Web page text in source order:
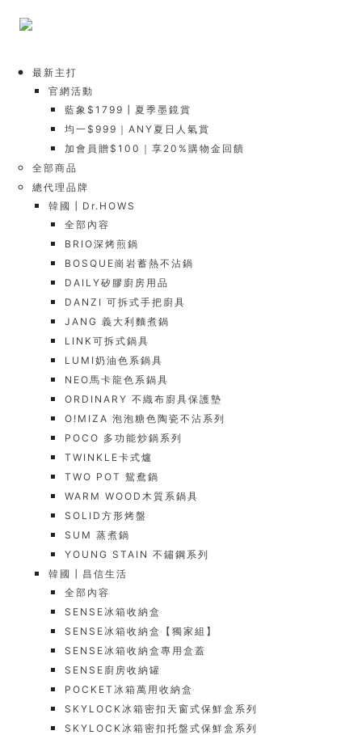
最新主打
官網活動
藍象$1799┃夏季墨鏡賞
均一$999｜ANY夏日人氣賞
加會員贈$100｜享20%購物金回饋
全部商品
總代理品牌
韓國┃Dr.HOWS
全部內容
BRIO深烤煎鍋
BOSQUE崗岩蓄熱不沾鍋
DAILY矽膠廚房用品
DANZI 可拆式手把廚具
JANG 義大利麵煮鍋
LINK可拆式鍋具
LUMI奶油色系鍋具
NEO馬卡龍色系鍋具
ORDINARY 不織布廚具保護墊
O!MIZA 泡泡糖色陶瓷不沾系列
POCO 多功能炒鍋系列
TWINKLE卡式爐
TWO POT 鴛鴦鍋
WARM WOOD木質系鍋具
SOLID方形烤盤
SUM 蒸煮鍋
YOUNG STAIN 不鏽鋼系列
韓國┃昌信生活
全部內容
SENSE冰箱收納盒
SENSE冰箱收納盒【獨家組】
SENSE冰箱收納盒專用盒蓋
SENSE廚房收納罐
POCKET冰箱萬用收納盒
SKYLOCK冰箱密扣天窗式保鮮盒系列
SKYLOCK冰箱密扣托盤式保鮮盒系列